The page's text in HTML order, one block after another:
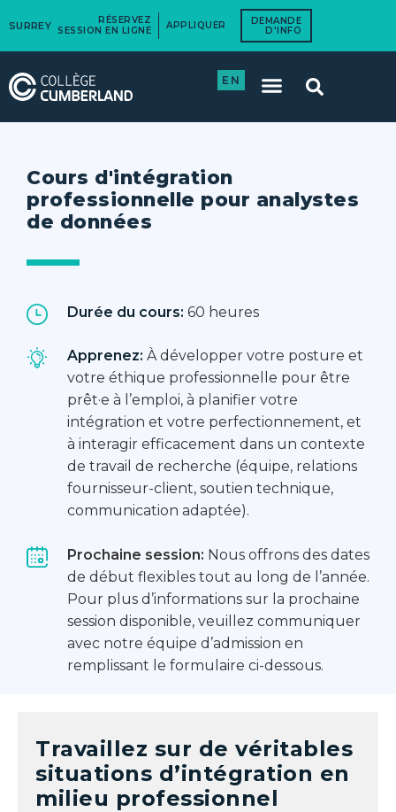
SURREY
RÉSERVEZ
SESSION EN LIGNE
APPLIQUER
DEMANDE
D'INFO
EN
Cours d'intégration
professionnelle pour analystes
de données
Durée du cours: 60 heures
Apprenez: À développer votre posture et
votre éthique professionnelle pour être
prêt·e à l’emploi, à planifier votre
intégration et votre perfectionnement, et
à interagir efficacement dans un contexte
de travail de recherche (équipe, relations
fournisseur-client, soutien technique,
communication adaptée).
Prochaine session: Nous offrons des dates
de début flexibles tout au long de l’année.
Pour plus d’informations sur la prochaine
session disponible, veuillez communiquer
avec notre équipe d’admission en
remplissant le formulaire ci-dessous.
Travaillez sur de véritables
situations d’intégration en
milieu professionnel